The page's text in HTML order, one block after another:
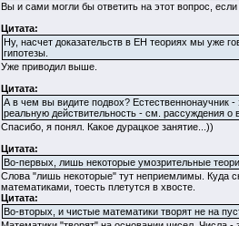
Вы и сами могли бы ответить на этот вопрос,
Цитата:
Ну, насчет доказательств в ЕН теориях мы уже
гипотезы.
Уже приводил выше.
Цитата:
А в чем вы видите подвох? Естественнонаучник
реальную действительность - см. рассуждения
Спасибо, я понял. Какое дурацкое занятие...))
Цитата:
Во-первых, лишь некоторые умозрительные
Слова "лишь некоторые" тут неприемлимы. Куда
математиками, тоесть плетутся в хвосте.
Цитата:
Во-вторых, и чистые математики творят не на